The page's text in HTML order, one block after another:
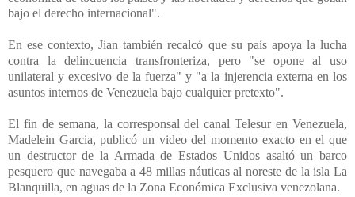
bajo el derecho internacional".
En ese contexto, Jian también recalcó que su país apoya la lucha
contra la delincuencia transfronteriza, pero "se opone al uso
unilateral y excesivo de la fuerza" y "a la injerencia externa en los
asuntos internos de Venezuela bajo cualquier pretexto".
El fin de semana, la corresponsal del canal Telesur en Venezuela,
Madelein Garcia, publicó un video del momento exacto en el que
un destructor de la Armada de Estados Unidos asaltó un barco
pesquero que navegaba a 48 millas náuticas al noreste de la isla La
Blanquilla, en aguas de la Zona Económica Exclusiva venezolana.